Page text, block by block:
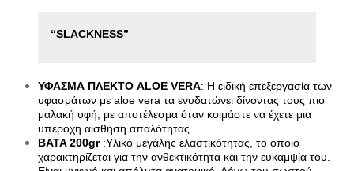
Πολύπριζα
Βάσεις Ομπρελών
Βάση Ποθρ.Ιστού Ομπρέλας
Κρεμάστρα Ιστού Ομπρέλας
Μεταλλικοί Ιστοί
Τραπέζι Ομπρέλας
Είδη Θαλάσσης
“SLACKNESS”
ΥΦΑΣΜΑ ΠΛΕΚΤΟ ALOE VERA: Η ειδική επεξεργασία των
υφασμάτων με aloe vera τα ενυδατώνει δίνοντας τους πιο
μαλακή υφή, με αποτέλεσμα όταν κοιμάστε να έχετε μια
υπέροχη αίσθηση απαλότητας.
BATA 200gr :Υλικό μεγάλης ελαστικότητας, το οποίο
χαρακτηρίζεται για την ανθεκτικότητα και την ευκαμψία του.